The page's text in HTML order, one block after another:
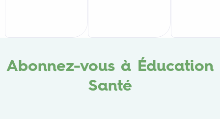
Abonnez-vous à Éducation
Santé